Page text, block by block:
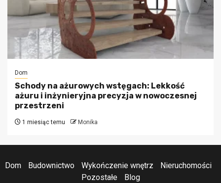
Dom
Schody na ażurowych wstęgach: Lekkość
ażuru i inżynieryjna precyzja w nowoczesnej
przestrzeni
1 miesiąc temu Monika
Dom Budownictwo Wykończenie wnętrz
Nieruchomości
Pozostałe
Blog